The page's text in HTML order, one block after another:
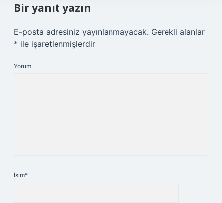
Bir yanıt yazın
E-posta adresiniz yayınlanmayacak. Gerekli alanlar
* ile işaretlenmişlerdir
Yorum
İsim*